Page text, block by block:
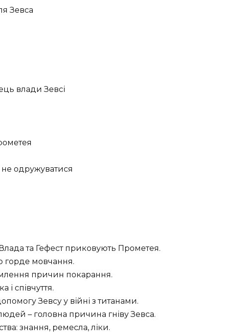
Зевса
влади Зевсі
одружуватися
та Гефест приковують Прометея.
горде мовчання.
причин покарання.
і співчуття.
Зевсу у війні з титанами.
– головна причина гніву Зевса.
знання, ремесла, ліки.